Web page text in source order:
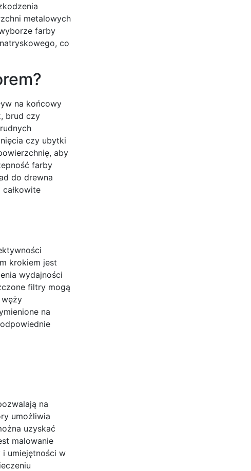
metalowych
farby
co
na końcowy
brud czy
czy ubytki
aby
farby
do drewna
krokiem jest
wydajności
filtry mogą
węży
na
na
umożliwia
uzyskać
malowanie
umiejętności w